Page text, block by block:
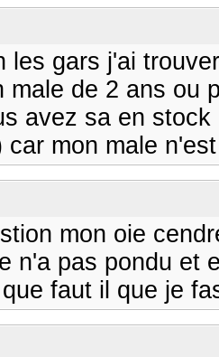
les gars j'ai
male de 2 ans ou
avez sa en
car mon male
mon oie
n'a pas pondu et
faut il que je